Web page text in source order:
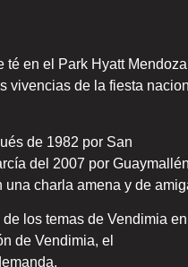
en el Park Hyatt Mendoza
vivencias de la fiesta
de 1982 por San
del 2007 por Guaymallén
charla amena y de
los temas de Vendimia en
de Vendimia, el